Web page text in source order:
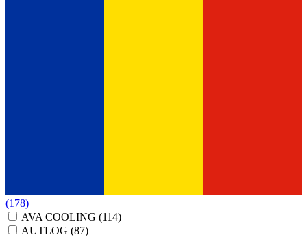
(178)
AVA COOLING (114)
AUTLOG (87)